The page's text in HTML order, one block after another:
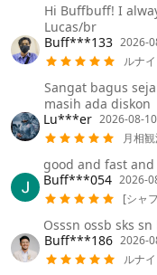
Hi Buffbuff! I
Lucas/br
Buff***133 2026-
ルナ
Sangat bagus
masih ada diskon
Lu***er 2026-08-
月相
good and fast
Buff***054 2026-
[シャ
Osssn ossb sks
Buff***186 2026-
ルナ